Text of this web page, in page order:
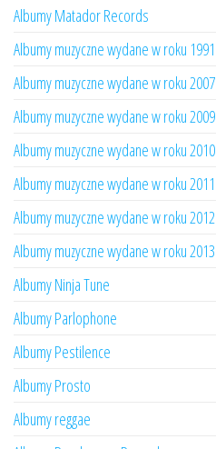
Albumy Matador Records
Albumy muzyczne wydane w roku 1991
Albumy muzyczne wydane w roku 2007
Albumy muzyczne wydane w roku 2009
Albumy muzyczne wydane w roku 2010
Albumy muzyczne wydane w roku 2011
Albumy muzyczne wydane w roku 2012
Albumy muzyczne wydane w roku 2013
Albumy Ninja Tune
Albumy Parlophone
Albumy Pestilence
Albumy Prosto
Albumy reggae